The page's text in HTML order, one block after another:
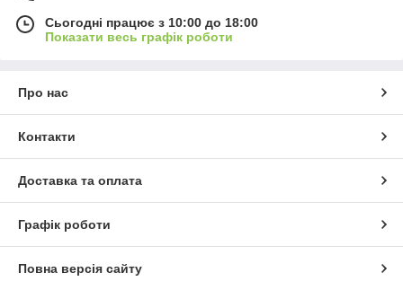
Сьогодні працює з 10:00 до 18:00
Показати весь графік роботи
Про нас
Контакти
Доставка та оплата
Графік роботи
Повна версія сайту